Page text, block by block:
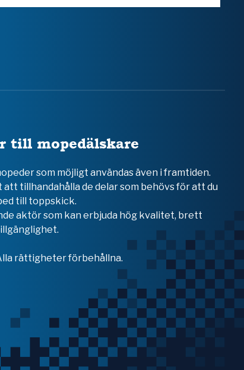
till mopedälskare
som möjligt användas även i framtiden.
att tillhandahålla de delar som behövs för att du
till toppskick.
aktör som kan erbjuda hög kvalitet, brett
rättigheter förbehållna.